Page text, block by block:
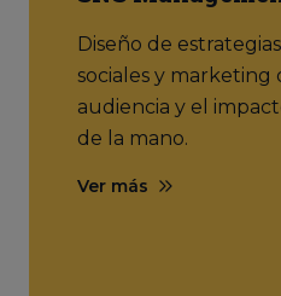
Diseño de
sociales y marketing
audiencia y el
de la mano.
Ver más